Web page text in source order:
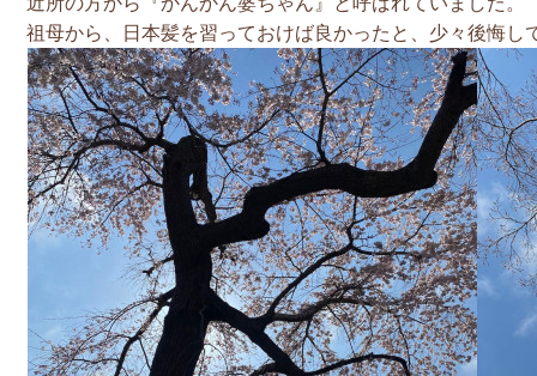
祖母から、日本髪を習っておけば良かったと、少々後悔